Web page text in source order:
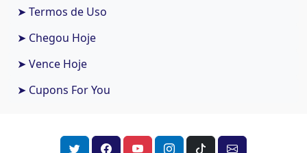
➤ Termos de Uso
➤ Chegou Hoje
➤ Vence Hoje
➤ Cupons For You